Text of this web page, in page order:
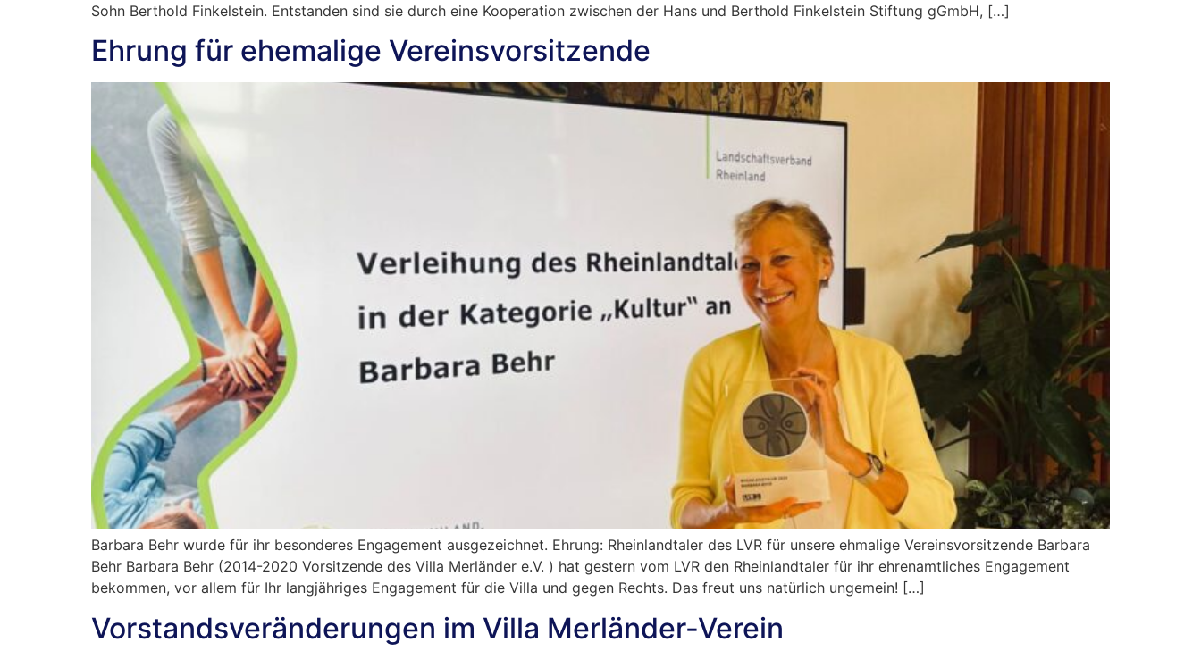
Sohn Berthold Finkelstein. Entstanden sind sie durch eine Kooperation zwischen der Hans und Berthold Finkelstein Stiftung gGmbH, […]
Ehrung für ehemalige Vereinsvorsitzende
Barbara Behr wurde für ihr besonderes Engagement ausgezeichnet. Ehrung: Rheinlandtaler des LVR für unsere ehmalige Vereinsvorsitzende Barbara
Behr Barbara Behr (2014-2020 Vorsitzende des Villa Merländer e.V. ) hat gestern vom LVR den Rheinlandtaler für ihr ehrenamtliches Engagement
bekommen, vor allem für Ihr langjähriges Engagement für die Villa und gegen Rechts. Das freut uns natürlich ungemein! […]
Vorstandsveränderungen im Villa Merländer-Verein